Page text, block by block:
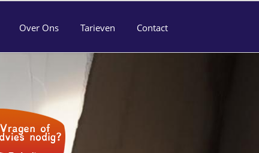
Over Ons Tarieven Contact